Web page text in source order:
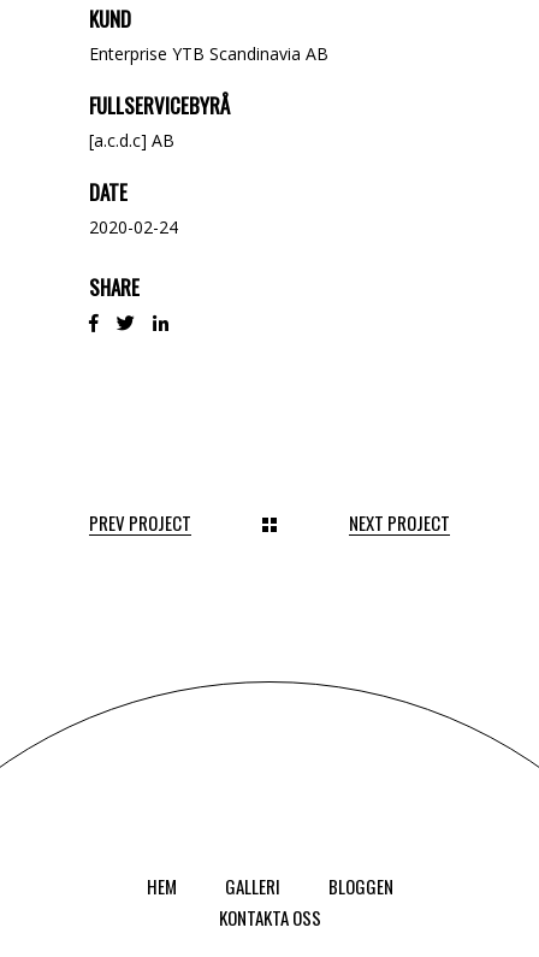
KUND
Enterprise YTB Scandinavia AB
FULLSERVICEBYRÅ
[a.c.d.c] AB
DATE
2020-02-24
SHARE
PREV PROJECT NEXT PROJECT
HEM GALLERI
BLOGGEN
KONTAKTA OSS